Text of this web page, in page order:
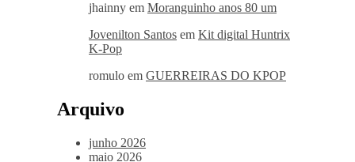
jhainny em Moranguinho anos 80 um
Jovenilton Santos em Kit digital Huntrix
K-Pop
romulo em GUERREIRAS DO KPOP
Arquivo
junho 2026
maio 2026